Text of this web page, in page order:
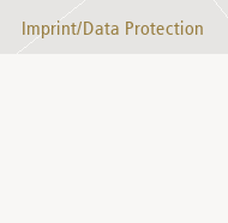
Imprint/Data Protection